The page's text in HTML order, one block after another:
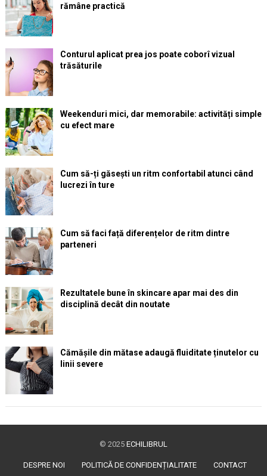
rămâne practică
Conturul aplicat prea jos poate coborî vizual
trăsăturile
Weekenduri mici, dar memorabile: activități simple
cu efect mare
Cum să-ți găsești un ritm confortabil atunci când
lucrezi în ture
Cum să faci față diferențelor de ritm dintre
parteneri
Rezultatele bune în skincare apar mai des din
disciplină decât din noutate
Cămășile din mătase adaugă fluiditate ținutelor cu
linii severe
© 2025 ECHILIBRUL
DESPRE NOI POLITICĂ DE CONFIDENȚIALITATE CONTACT